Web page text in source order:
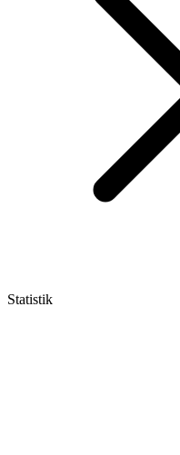
Statistik